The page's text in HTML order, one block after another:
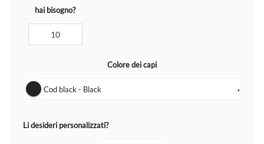
hai bisogno?
Colore dei capi
Cod black - Black ▼
Li desideri personalizzati?